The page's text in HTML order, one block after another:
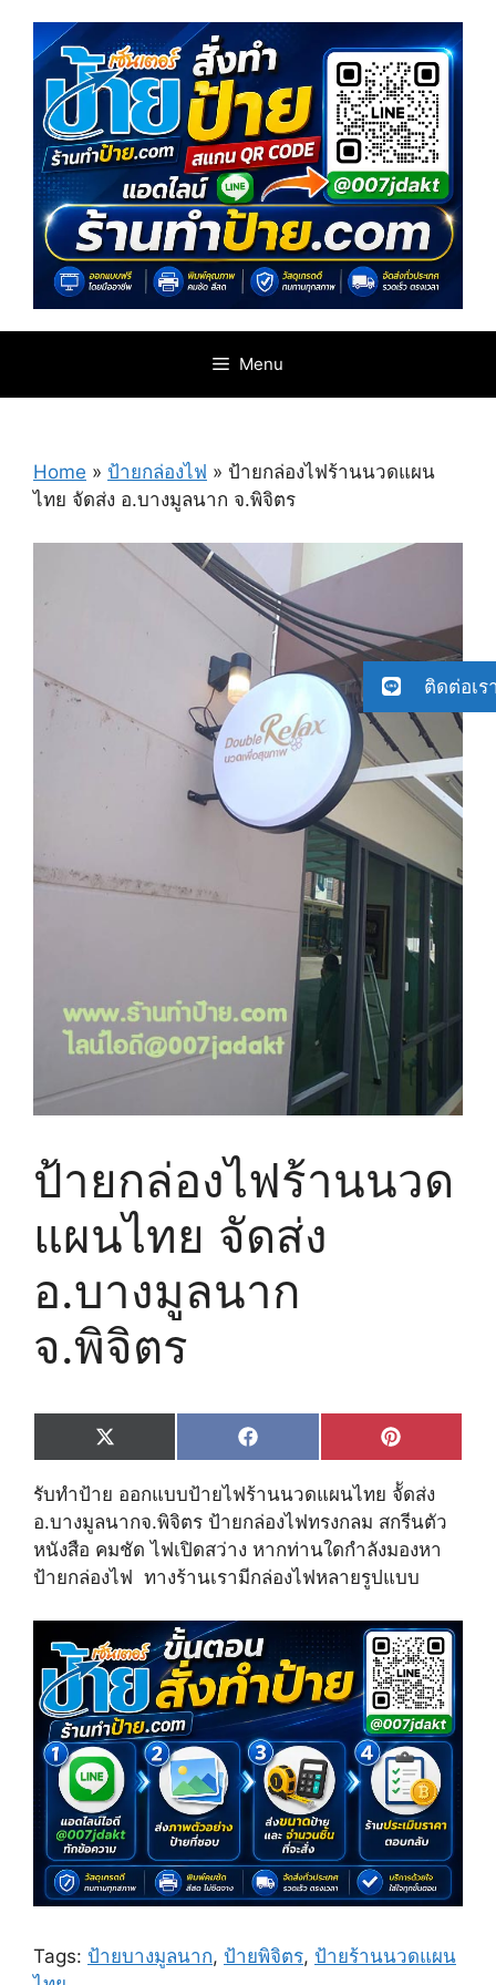
content
Menu
Home » ป้ายกล่องไฟ » ป้ายกล่องไฟร้านนวดแผน
ไทย จัดส่ง อ.บางมูลนาก จ.พิจิตร
ป้ายกล่องไฟร้านนวด
แผนไทย จัดส่ง
อ.บางมูลนาก
จ.พิจิตร
Share
on
X
(
w
i
t
e
Share
on
F
a
e
b
o
k
Share
on
P
i
n
t
e
e
s
รับทำป้าย ออกแบบป้ายไฟร้านนวดแผนไทย จััดส่ง
อ.บางมูลนากจ.พิจิตร ป้ายกล่องไฟทรงกลม สกรีนตัว
หนังสือ คมชัด ไฟเปิดสว่าง หากท่านใดกำลังมองหา
ป้ายกล่องไฟ ทางร้านเรามีกล่องไฟหลายรูปแบบ
Tags: ป้ายบางมูลนาก, ป้ายพิจิตร, ป้ายร้านนวดแผน
ติดต่อเร